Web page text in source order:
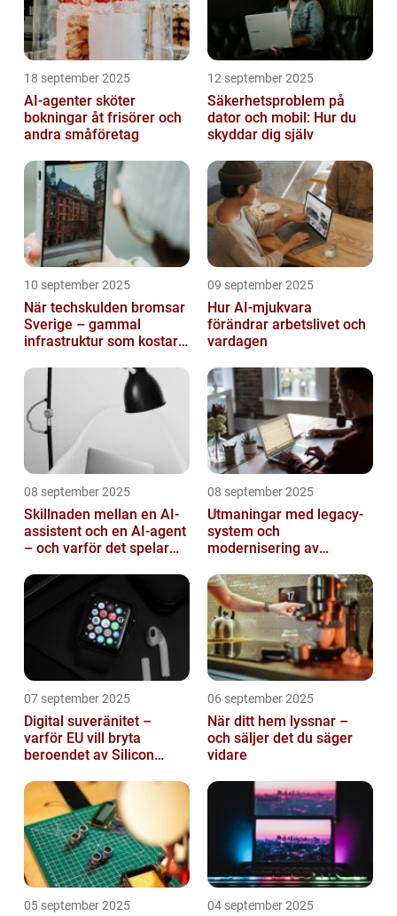
18 september 2025
AI-agenter sköter
bokningar åt frisörer och
andra småföretag
12 september 2025
Säkerhetsproblem på
dator och mobil: Hur du
skyddar dig själv
10 september 2025
När techskulden bromsar
Sverige – gammal
infrastruktur som kostar
09 september 2025
Hur AI-mjukvara
förändrar arbetslivet och
vardagen
08 september 2025
Skillnaden mellan en AI-
assistent och en AI-agent
– och varför det spelar
08 september 2025
Utmaningar med legacy-
system och
modernisering av
07 september 2025
Digital suveränitet –
varför EU vill bryta
beroendet av Silicon
06 september 2025
När ditt hem lyssnar –
och säljer det du säger
vidare
05 september 2025 04 september 2025